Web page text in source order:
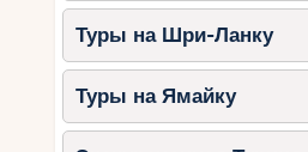
Туры на Шри-Ланку
Туры на Ямайку